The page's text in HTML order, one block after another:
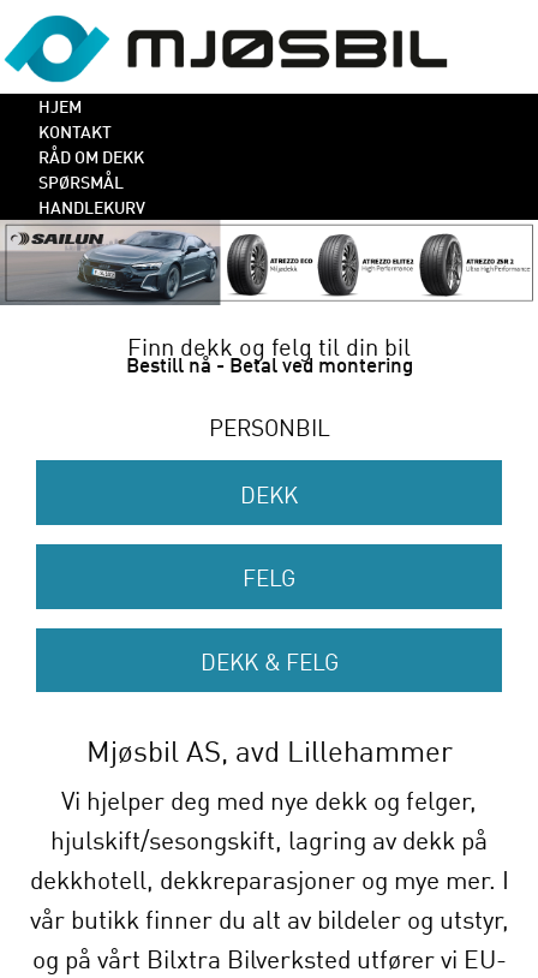
HJEM
KONTAKT
RÅD OM DEKK
SPØRSMÅL
HANDLEKURV
Finn dekk og felg til din bil
Bestill nå - Betal ved montering
PERSONBIL
DEKK
FELG
DEKK & FELG
Mjøsbil AS, avd Lillehammer
Vi hjelper deg med nye dekk og felger,
hjulskift/sesongskift, lagring av dekk på
dekkhotell, dekkreparasjoner og mye mer. I
vår butikk finner du alt av bildeler og utstyr,
og på vårt Bilxtra Bilverksted utfører vi EU-